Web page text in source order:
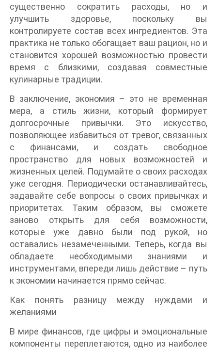
существенно сократить расходы, но и
улучшить здоровье, поскольку вы
контролируете состав всех ингредиентов. Эта
практика не только обогащает ваш рацион, но и
становится хорошей возможностью провести
время с близкими, создавая совместные
кулинарные традиции.
В заключение, экономия – это не временная
мера, а стиль жизни, который формирует
долгосрочные привычки. Это искусство,
позволяющее избавиться от тревог, связанных
с финансами, и создать свободное
пространство для новых возможностей и
жизненных целей. Подумайте о своих расходах
уже сегодня. Периодически останавливайтесь,
задавайте себе вопросы о своих привычках и
приоритетах. Таким образом, вы сможете
заново открыть для себя возможности,
которые уже давно были под рукой, но
оставались незамеченными. Теперь, когда вы
обладаете необходимыми знаниями и
инструментами, впереди лишь действие – путь
к экономии начинается прямо сейчас.
Как понять разницу между нуждами и
желаниями
В мире финансов, где цифры и эмоциональные
компоненты переплетаются, одно из наиболее